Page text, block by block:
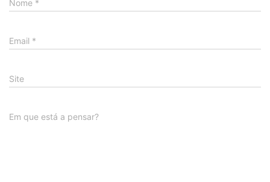
Nome *
Email *
Site
Em que está a pensar?